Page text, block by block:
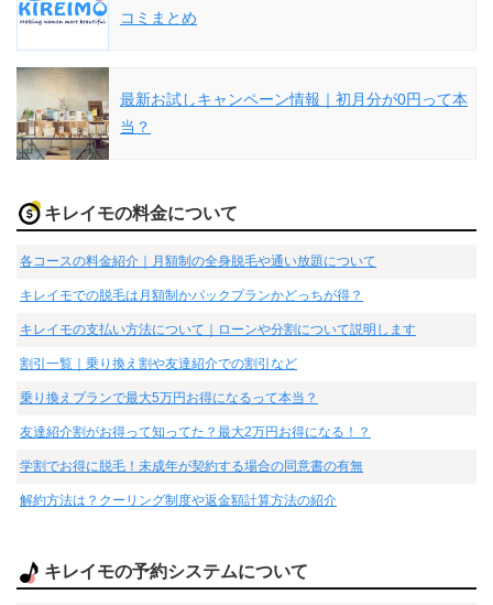
コミまとめ
最新お試しキャンペーン情報｜初月分が0円って本
当？
キレイモの料金について
各コースの料金紹介｜月額制の全身脱毛や通い放題について
キレイモでの脱毛は月額制かパックプランかどっちが得？
キレイモの支払い方法について｜ローンや分割について説明します
割引一覧｜乗り換え割や友達紹介での割引など
乗り換えプランで最大5万円お得になるって本当？
友達紹介割がお得って知ってた？最大2万円お得になる！？
学割でお得に脱毛！未成年が契約する場合の同意書の有無
解約方法は？クーリング制度や返金額計算方法の紹介
キレイモの予約システムについて